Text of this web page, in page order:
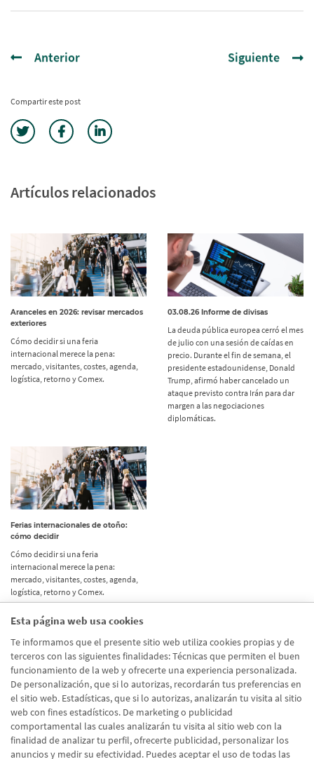
Esta página web usa cookies
Te informamos que el presente sitio web utiliza cookies propias y de
terceros con las siguientes finalidades: Técnicas que permiten el buen
funcionamiento de la web y ofrecerte una experiencia personalizada.
De personalización, que si lo autorizas, recordarán tus preferencias en
el sitio web. Estadísticas, que si lo autorizas, analizarán tu visita al sitio
web con fines estadísticos. De marketing o publicidad
comportamental las cuales analizarán tu visita al sitio web con la
finalidad de analizar tu perfil, ofrecerte publicidad, personalizar los
anuncios y medir su efectividad. Puedes aceptar el uso de todas las
Anterior Siguiente
Compartir este post
Artículos relacionados
Aranceles en 2026: revisar mercados
exteriores
Cómo decidir si una feria
internacional merece la pena:
mercado, visitantes, costes, agenda,
logística, retorno y Comex.
03.08.26 Informe de divisas
La deuda pública europea cerró el mes
de julio con una sesión de caídas en
precio. Durante el fin de semana, el
presidente estadounidense, Donald
Trump, afirmó haber cancelado un
ataque previsto contra Irán para dar
margen a las negociaciones
diplomáticas.
Ferias internacionales de otoño:
cómo decidir
Cómo decidir si una feria
internacional merece la pena:
mercado, visitantes, costes, agenda,
logística, retorno y Comex.
Etiquetas
Actualidad(514)
Internacional(490)
Empresa(138)
Recomendaciones